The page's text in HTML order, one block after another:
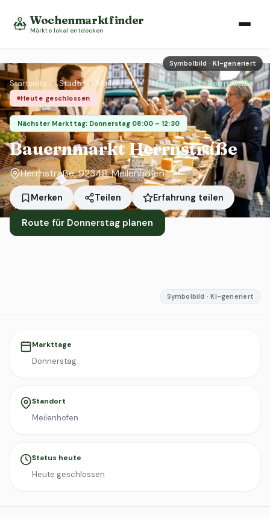
Wochenmarktfinder
Märkte lokal entdecken
Symbolbild · KI-generiert
Startseite › Städte › Meilenhofen › Bauernmarkt Herrnstraße
Heute geschlossen
Nächster Markttag: Donnerstag 08:00 – 12:30
Bauernmarkt Herrnstraße
Herrnstraße, 92348, Meilenhofen
Merken Teilen Erfahrung teilen
Route für Donnerstag planen
Symbolbild · KI-generiert
Markttage
Donnerstag
Standort
Meilenhofen
Status heute
Heute geschlossen